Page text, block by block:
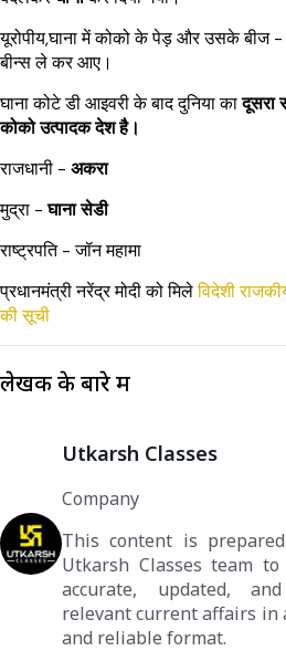
यूरोपीय,घाना में कोको के पेड़ और उसके बीज
बीन्स ले कर आए।
घाना कोटे डी आइवरी के बाद दुनिया कादूसरा
कोको उत्पादक देश है।
राजधानी - अकरा
मुद्रा -घाना सेडी
राष्ट्रपति - जॉन महामा
प्रधानमंत्री नरेंद्र मोदी को मिलेविदेशी
की सूची
लेखक के बारे में
Utkarsh Classes
Company
This content is
Utkarsh Classes team
accurate, updated,
relevant current affairs in
and reliable format.